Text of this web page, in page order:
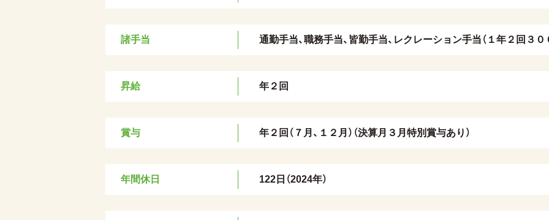
諸手当 通勤手当、職務手当、皆勤手当、レクレーション手当（１年２回３０
昇給 年２回
賞与 年２回（７月、１２月）（決算月３月特別賞与あり）
年間休日 122日（2024年）